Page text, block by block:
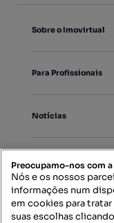
Sobre o Imovirtual
Para Profissionais
Notícias
Mapa do Site
Preocupamo-nos com
Nós e os nossos
informações num
em cookies para
suas escolhas